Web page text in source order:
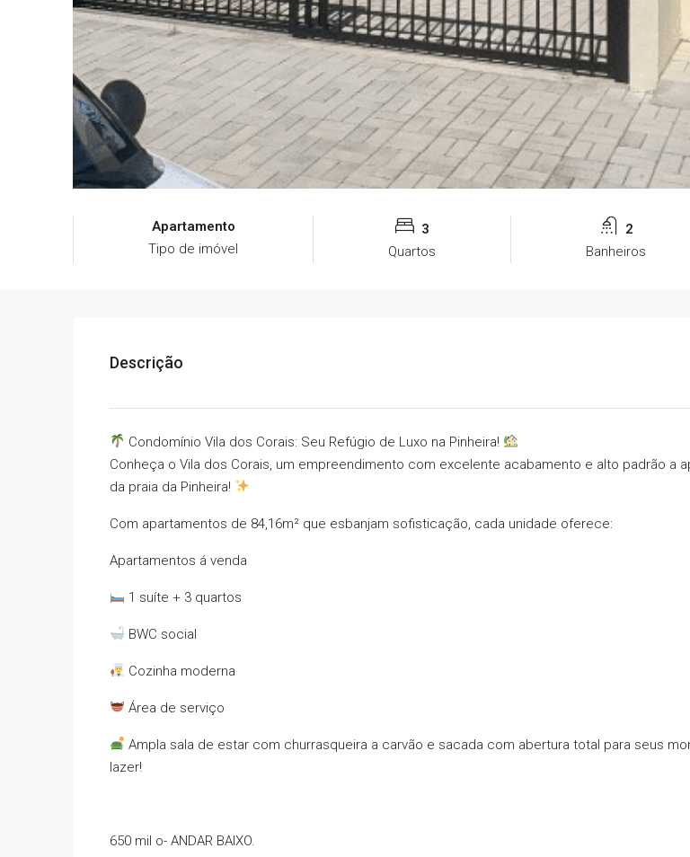
Apartamento
Tipo de imóvel
3
Quartos
2
Banheiros
Descrição
Condomínio Vila dos Corais: Seu Refúgio de Luxo na Pinheira!
Conheça o Vila dos Corais, um empreendimento com excelente acabamento e alto padrão a
da praia da Pinheira!
Com apartamentos de 84,16m² que esbanjam sofisticação, cada unidade oferece:
Apartamentos á venda
1 suíte + 3 quartos
BWC social
Cozinha moderna
Área de serviço
Ampla sala de estar com churrasqueira a carvão e sacada com abertura total para seus
lazer!
650 mil o- ANDAR BAIXO.